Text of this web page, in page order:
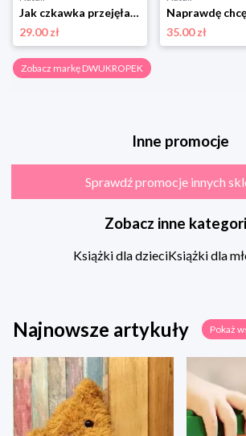
Jak czkawka przejęła kontrolę. To Się Czyta Dwukropek
29.00 zł
35.00 zł
Zobacz markę DWUKROPEK
Inne promocje
Sprawdź promocje innych
Zobacz inne
Książki dla dzieciKsiążki dla
Najnowsze artykuły Pokaż